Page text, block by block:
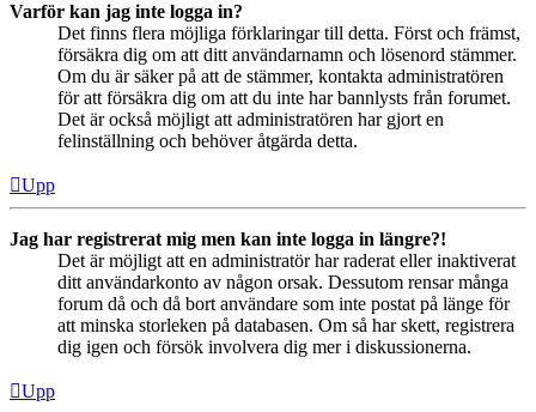
Varför kan jag inte logga in?
Det finns flera möjliga förklaringar till detta. Först och främst,
försäkra dig om att ditt användarnamn och lösenord stämmer.
Om du är säker på att de stämmer, kontakta administratören
för att försäkra dig om att du inte har bannlysts från forumet.
Det är också möjligt att administratören har gjort en
felinställning och behöver åtgärda detta.
Upp
Jag har registrerat mig men kan inte logga in längre?!
Det är möjligt att en administratör har raderat eller inaktiverat
ditt användarkonto av någon orsak. Dessutom rensar många
forum då och då bort användare som inte postat på länge för
att minska storleken på databasen. Om så har skett, registrera
dig igen och försök involvera dig mer i diskussionerna.
Upp